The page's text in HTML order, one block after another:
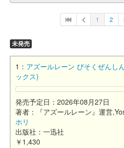
1 2
未発売
1： アズールレーン びそくぜんし
ックス)
発売予定日：2026年08月27日
著者：『アズールレーン』運営
ホリ
出版社：一迅社
￥1,430